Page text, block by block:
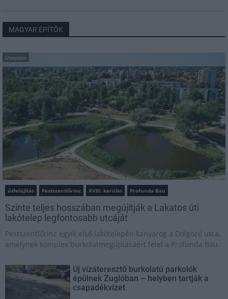
MAGYAR ÉPÍTŐK
Útépítés
útfelújítás Pestszentlőrinc XVIII. kerület Profunda Bau
Szinte teljes hosszában megújítják a Lakatos úti
lakótelep legfontosabb utcáját
Pestszentlőrinc egyik első lakótelepén kanyarog a Dolgozó utca,
amelynek komplex burkolatmegújításáért felel a Profunda Bau.
Új vízáteresztő burkolatú parkolók
épülnek Zuglóban – helyben tartják a
csapadékvizet